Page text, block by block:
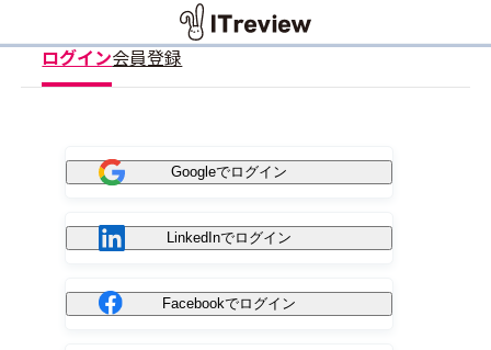
ログイン会員登録
Googleでログイン
LinkedInでログイン
Facebookでログイン